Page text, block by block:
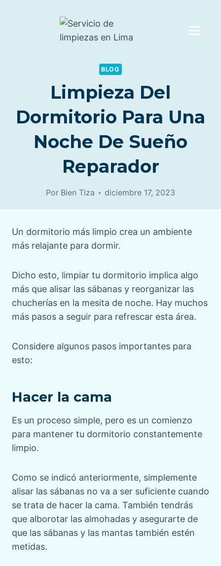
BLOG
Limpieza Del
Dormitorio Para Una
Noche De Sueño
Reparador
Por Bien Tiza diciembre 17, 2023
Un dormitorio más limpio crea un ambiente
más relajante para dormir.
Dicho esto, limpiar tu dormitorio implica algo
más que alisar las sábanas y reorganizar las
chucherías en la mesita de noche. Hay muchos
más pasos a seguir para refrescar esta área.
Considere algunos pasos importantes para
esto:
Hacer la cama
Es un proceso simple, pero es un comienzo
para mantener tu dormitorio constantemente
limpio.
Como se indicó anteriormente, simplemente
alisar las sábanas no va a ser suficiente cuando
se trata de hacer la cama. También tendrás
que alborotar las almohadas y asegurarte de
que las sábanas y las mantas también estén
metidas.